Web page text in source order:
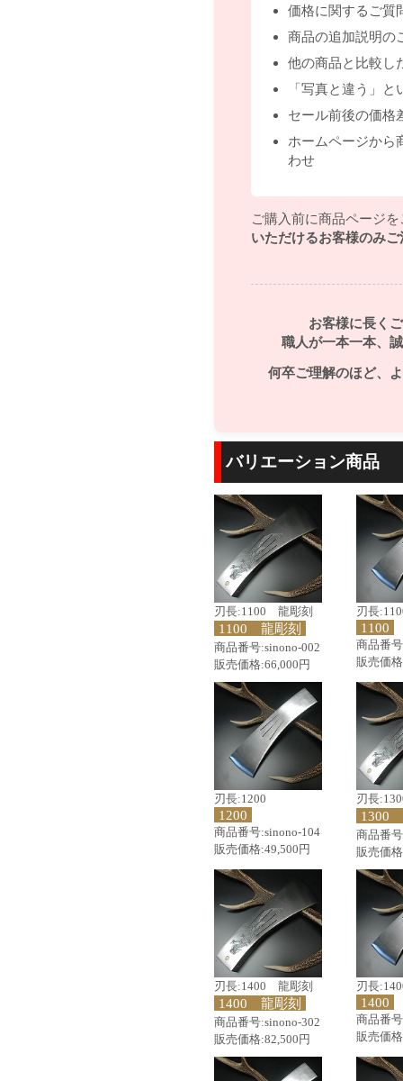
価格に関するご質
商品の追加説明の
他の商品と比較し
「写真と違う」
セール前後の価格
ホームページから
わせ
ご購入前に商品ページ
いただけるお客様のみ
お客様に長く
職人が一本一本、
何卒ご理解のほど、
バリエーション商品
刃長:1100 龍彫刻
1100 龍彫刻
商品番号:sinono-002
販売価格:66,000円
刃長
1100
商品番
販売価
刃長:1200
1200
商品番号:sinono-104
販売価格:49,500円
刃長
1300
商品番
販売価
刃長:1400 龍彫刻
1400 龍彫刻
商品番号:sinono-302
販売価格:82,500円
刃長
1400
商品番
販売価